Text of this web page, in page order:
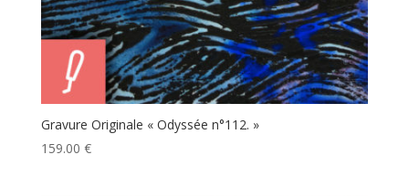
Gravure Originale « Odyssée n°112. »
159.00 €